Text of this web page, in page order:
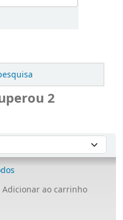
2
Adicionar ao carrinho